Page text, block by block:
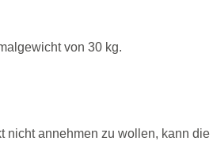
von 30 kg.
nicht annehmen zu wollen, kann die